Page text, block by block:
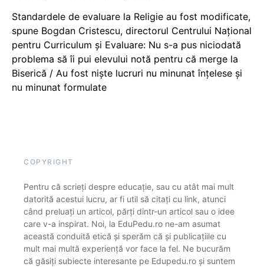
Standardele de evaluare la Religie au fost modificate,
spune Bogdan Cristescu, directorul Centrului Național
pentru Curriculum și Evaluare: Nu s-a pus niciodată
problema să îi pui elevului notă pentru că merge la
Biserică / Au fost niște lucruri nu minunat înțelese și
nu minunat formulate
COPYRIGHT
Pentru că scrieți despre educație, sau cu atât mai mult
datorită acestui lucru, ar fi util să citați cu link, atunci
când preluați un articol, părți dintr-un articol sau o idee
care v-a inspirat. Noi, la EduPedu.ro ne-am asumat
această conduită etică și sperăm că și publicațiile cu
mult mai multă experiență vor face la fel. Ne bucurăm
că găsiți subiecte interesante pe Edupedu.ro și suntem